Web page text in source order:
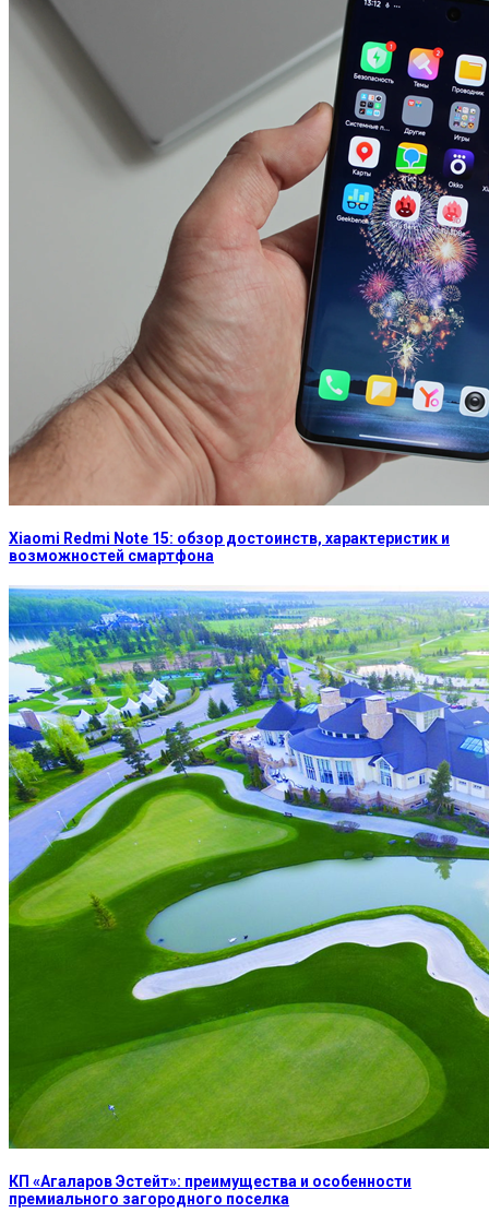
Xiaomi Redmi Note 15: обзор достоинств, характеристик и
возможностей смартфона
КП «Агаларов Эстейт»: преимущества и особенности
премиального загородного поселка